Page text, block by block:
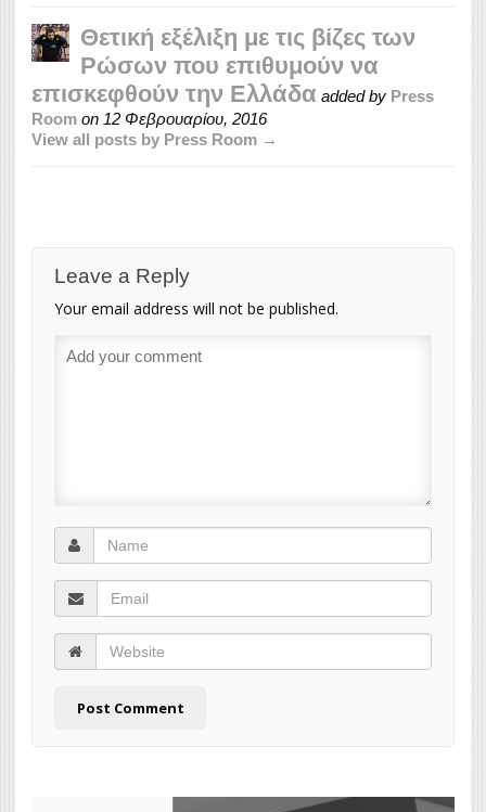
Θετική εξέλιξη με τις βίζες των
Ρώσων που επιθυμούν να
επισκεφθούν την Ελλάδα added by Press
Room on 12 Φεβρουαρίου, 2016
View all posts by Press Room →
Leave a Reply
Your email address will not be published.